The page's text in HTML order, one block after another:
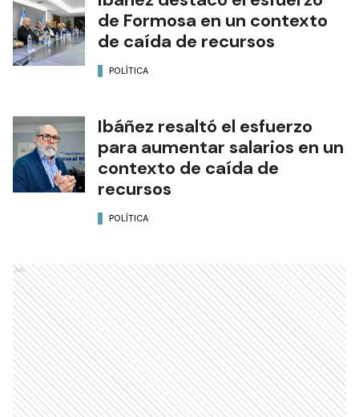
de Formosa en un contexto
de caída de recursos
POLÍTICA
Ibáñez resaltó el esfuerzo
para aumentar salarios en un
contexto de caída de
recursos
POLÍTICA
Ads